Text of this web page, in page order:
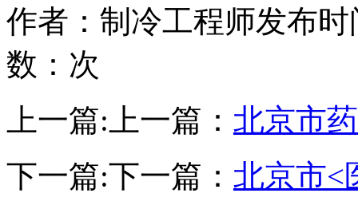
作者：制冷工程师发布时
数： 次
上一篇: 上一篇： 北京市
下一篇:下一篇： 北京市<